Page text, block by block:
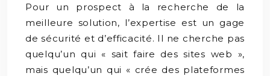
Pour un prospect à la recherche de la
meilleure solution, l’expertise est un gage
de sécurité et d’efficacité. Il ne cherche pas
quelqu’un qui « sait faire des sites web »,
mais quelqu’un qui « crée des plateformes